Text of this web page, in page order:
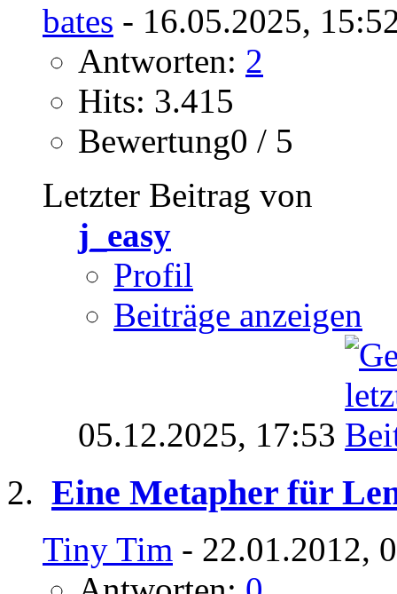
bates - 16.05.2025,
Antworten: 2
Hits: 3.415
Bewertung0 / 5
Letzter Beitrag von
j_easy
Profil
Beiträge anzeigen
05.12.2025, 17:53
Eine Metapher für
Tiny Tim - 22.01.2012,